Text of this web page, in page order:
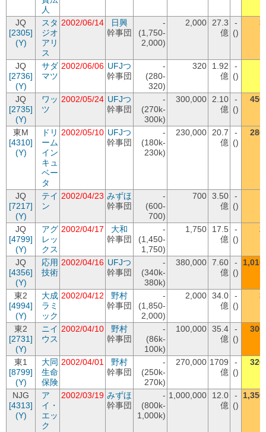
人
JQ
[2305]
(Y)
スタ
ジオ
アリ
ス
2002/06/14
日興
幹事団
-
(1,750-
2,000)
2,000
27.3
億
-
()
JQ
[2736]
(Y)
サダ
マツ
2002/06/06 UFJつ
幹事団
-
(280-
320)
320
1.92
億
-
()
JQ
[2735]
(Y)
ワッ
ツ
2002/05/24 UFJつ
幹事団
-
(270k-
300k)
300,000
2.10
億
-
()
東M
[4310]
(Y)
ドリ
ーム
イン
キュ
ベー
タ
2002/05/10 UFJつ
幹事団
-
(180k-
230k)
230,000
20.7
億
-
()
JQ
[7217]
(Y)
テイ
ン
2002/04/23 みずほ
幹事団
-
(600-
700)
700 3.50
億
-
()
JQ
[4799]
(Y)
アグ
レッ
クス
2002/04/17
大和
幹事団
-
(1,450-
1,750)
1,750
17.5
億
-
()
JQ
[4356]
(Y)
応用
技術
2002/04/16 UFJつ
幹事団
-
(340k-
380k)
380,000 7.60
億
-
()
東2
[4994]
(Y)
大成
ラミ
ック
2002/04/12
野村
幹事団
-
(1,850-
2,000)
2,000 34.0
億
-
()
東2
[2731]
(Y)
ニイ
ウス
2002/04/10
野村
幹事団
-
(86k-
100k)
100,000 35.4
億
-
()
東1
[8799]
(Y)
大同
生命
保険
2002/04/01
野村
幹事団
-
(250k-
270k)
270,000 1709
億
-
()
NJG
[4313]
(Y)
ア
イ・
エッ
ク
2002/03/19 みずほ
幹事団
-
(800k-
1,000k)
1,000,000
12.0
億
-
()